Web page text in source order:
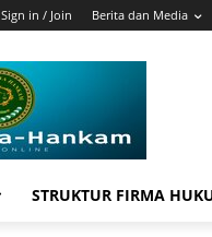
Sign in / Join Berita dan Media
STRUKTUR FIRMA